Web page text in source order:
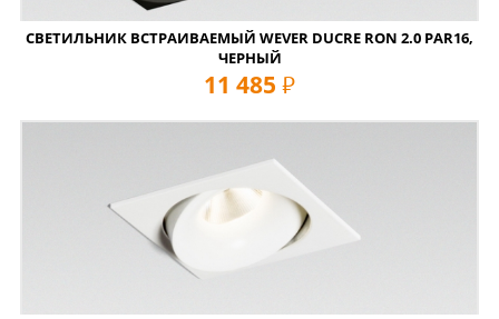
СВЕТИЛЬНИК ВСТРАИВАЕМЫЙ WEVER DUCRE RON 2.0 PAR16,
ЧЕРНЫЙ
11 485 руб